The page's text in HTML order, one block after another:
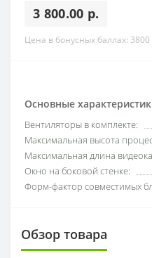
3 800.00 р.
Цена в бонусных баллах: 3800
Основные
Вентиляторы в комплекте:
Максимальная высота
Максимальная длина
Окно на боковой стенке:
Форм-фактор совместимых
Обзор товара